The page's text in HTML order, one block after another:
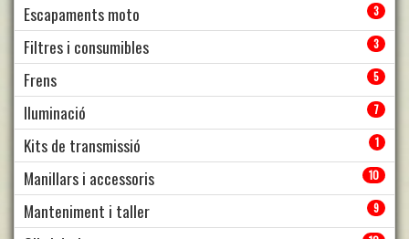
Escapaments moto 3
Filtres i consumibles 3
Frens 5
Iluminació 7
Kits de transmissió 1
Manillars i accessoris 10
Manteniment i taller 9